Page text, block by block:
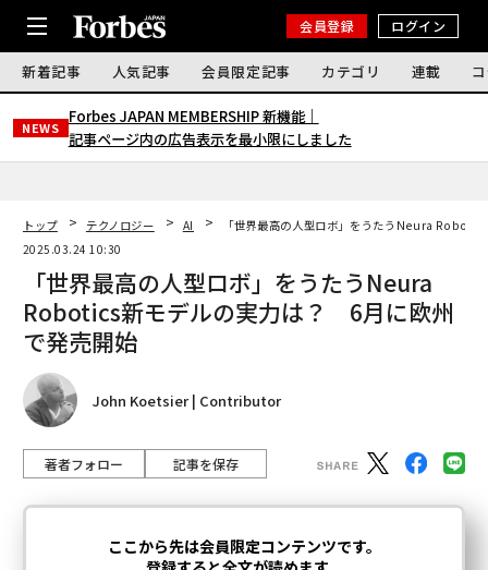
会員登録 ログイン
新着記事 人気記事 会員限定記事 カテゴリ 連載
NEWS
Forbes JAPAN MEMBERSHIP 新機能｜
記事ページ内の広告表示を最小限にしました
トップ テクノロジー AI
「世界最高の人型ロボ」をうたうNeura
2025.03.24 10:30
「世界最高の人型ロボ」をうたうNeura
Robotics新モデルの実力は？ 6月に欧州
で発売開始
John Koetsier | Contributor
著者フォロー 記事を保存